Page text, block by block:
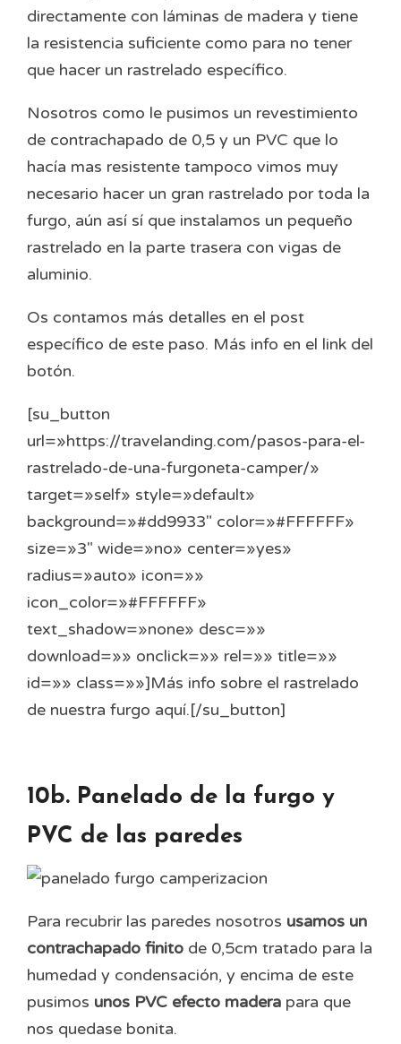
directamente con láminas de madera y tiene
la resistencia suficiente como para no tener
que hacer un rastrelado específico.
Nosotros como le pusimos un revestimiento
de contrachapado de 0,5 y un PVC que lo
hacía mas resistente tampoco vimos muy
necesario hacer un gran rastrelado por toda la
furgo, aún así sí que instalamos un pequeño
rastrelado en la parte trasera con vigas de
aluminio.
Os contamos más detalles en el post
específico de este paso. Más info en el link del
botón.
[su_button
url=»https://travelanding.com/pasos-para-el-
rastrelado-de-una-furgoneta-camper/»
target=»self» style=»default»
background=»#dd9933″ color=»#FFFFFF»
size=»3″ wide=»no» center=»yes»
radius=»auto» icon=»»
icon_color=»#FFFFFF»
text_shadow=»none» desc=»»
download=»» onclick=»» rel=»» title=»»
id=»» class=»»]Más info sobre el rastrelado
de nuestra furgo aquí.[/su_button]
10b. Panelado de la furgo y
PVC de las paredes
Para recubrir las paredes nosotros usamos un
contrachapado finito de 0,5cm tratado para la
humedad y condensación, y encima de este
pusimos unos PVC efecto madera para que
nos quedase bonita.